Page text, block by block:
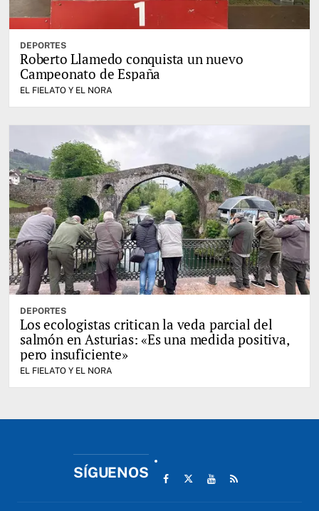
DEPORTES
Roberto Llamedo conquista un nuevo
Campeonato de España
EL FIELATO Y EL NORA
DEPORTES
Los ecologistas critican la veda parcial del
salmón en Asturias: «Es una medida positiva,
pero insuficiente»
EL FIELATO Y EL NORA
SÍGUENOS